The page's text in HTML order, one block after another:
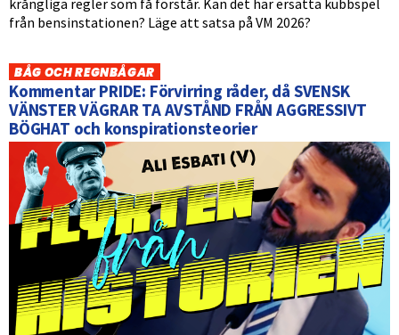
från bensinstationen? Läge att satsa på VM 2026?
BÅG OCH REGNBÅGAR
Kommentar PRIDE: Förvirring råder, då SVENSK
VÄNSTER VÄGRAR TA AVSTÅND FRÅN AGGRESSIVT
BÖGHAT och konspirationsteorier